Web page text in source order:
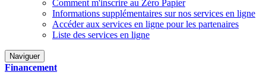
Comment m'inscrire au Zéro Papier
Informations supplémentaires sur nos services en ligne
Accéder aux services en ligne pour les partenaires
Liste des services en ligne
Naviguer
Financement